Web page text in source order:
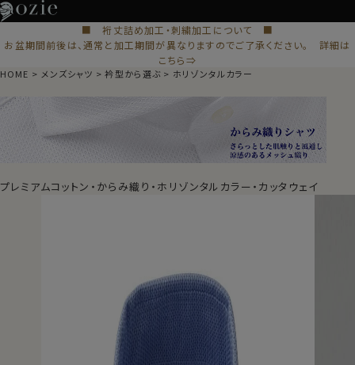
■ 裄丈詰め加工・刺繍加工について ■
お盆期間前後は、通常と加工期間が異なりますのでご了承ください。 詳細は
こちら⇒
HOME メンズシャツ 衿型から選ぶ ホリゾンタルカラー
プレミアムコットン・からみ織り・ホリゾンタルカラー・カッタウェイ